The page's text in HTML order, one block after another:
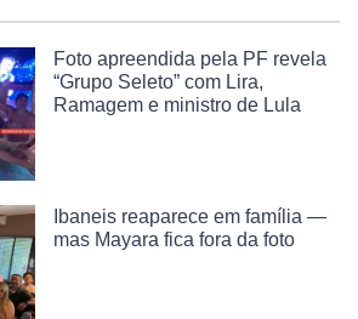
Foto apreendida pela PF revela
“Grupo Seleto” com Lira,
Ramagem e ministro de Lula
Ibaneis reaparece em família —
mas Mayara fica fora da foto